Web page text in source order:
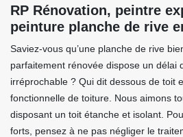
RP Rénovation, peintre
peinture planche de rive
Saviez-vous qu’une planche de rive
parfaitement rénovée dispose un délai
irréprochable ? Qui dit dessous de toit
fonctionnelle de toiture. Nous aimons
disposant un toit étanche et isolant.
forts, pensez à ne pas négliger le